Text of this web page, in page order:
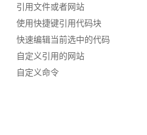
引用文件或者网站
使用快捷键引用代码块
快速编辑当前选中的代码
自定义引用的网站
自定义命令